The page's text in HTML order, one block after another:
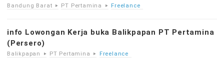
Bandung Barat PT Pertamina Freelance
info Lowongan Kerja buka Balikpapan PT Pertamina
(Persero)
Balikpapan PT Pertamina Freelance